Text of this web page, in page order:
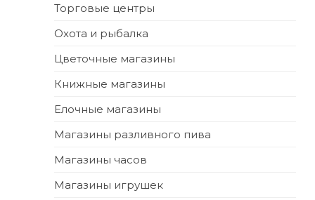
Торговые центры
Охота и рыбалка
Цветочные магазины
Книжные магазины
Елочные магазины
Магазины разливного пива
Магазины часов
Магазины игрушек